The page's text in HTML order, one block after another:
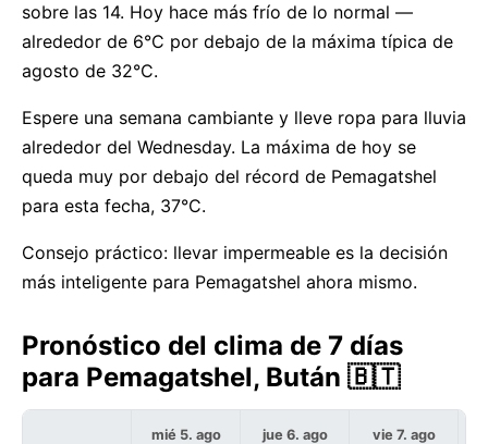
sobre las 14. Hoy hace más frío de lo normal —
alrededor de 6°C por debajo de la máxima típica de
agosto de 32°C.
Espere una semana cambiante y lleve ropa para lluvia
alrededor del Wednesday. La máxima de hoy se
queda muy por debajo del récord de Pemagatshel
para esta fecha, 37°C.
Consejo práctico: llevar impermeable es la decisión
más inteligente para Pemagatshel ahora mismo.
Pronóstico del clima de 7 días
para Pemagatshel, Bután 🇧🇹
mié 5. ago jue 6. ago vie 7. ago